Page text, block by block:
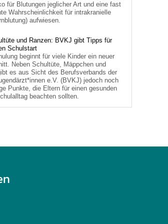
für Blutungen jeglicher Art und eine fast
Wahrscheinlichkeit für intrakranielle
aufwiesen.
und Ranzen: BVKJ gibt Tipps für
Schulstart
beginnt für viele Kinder ein neuer
Neben Schultüte, Mäppchen und
es aus Sicht des Berufsverbands der
e.V. (BVKJ) jedoch noch
Punkte, die Eltern für einen gesunden
beachten sollten.